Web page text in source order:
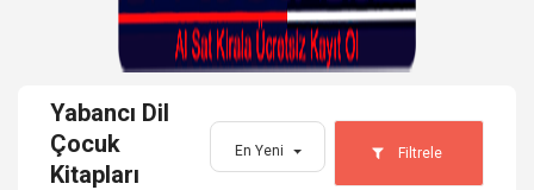
Anne & Çocuk
Kozmetik
Elektronik
Yabancı Dil
Çocuk
Kitapları
En Yeni Filtrele